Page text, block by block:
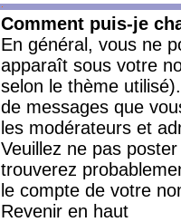
Comment puis-je
En général, vous ne
apparaît sous votre
selon le thème
de messages que
les modérateurs et
Veuillez ne pas
trouverez
le compte de votre
Revenir en haut